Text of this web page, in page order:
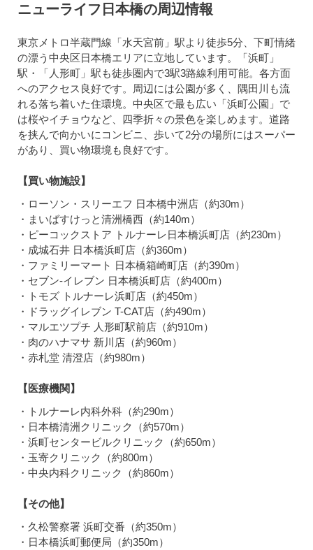
ニューライフ日本橋の周辺情報
東京メトロ半蔵門線「水天宮前」駅より徒歩5分、下町情緒
の漂う中央区日本橋エリアに立地しています。「浜町」
駅・「人形町」駅も徒歩圏内で3駅3路線利用可能。各方面
へのアクセス良好です。周辺には公園が多く、隅田川も流
れる落ち着いた住環境。中央区で最も広い「浜町公園」で
は桜やイチョウなど、四季折々の景色を楽しめます。道路
を挟んで向かいにコンビニ、歩いて2分の場所にはスーパー
があり、買い物環境も良好です。
【買い物施設】
・ローソン・スリーエフ 日本橋中洲店（約30m）
・まいばすけっと清洲橋西（約140m）
・ピーコックストア トルナーレ日本橋浜町店（約230m）
・成城石井 日本橋浜町店（約360m）
・ファミリーマート 日本橋箱崎町店（約390m）
・セブン-イレブン 日本橋浜町店（約400m）
・トモズ トルナーレ浜町店（約450m）
・ドラッグイレブン T-CAT店（約490m）
・マルエツプチ 人形町駅前店（約910m）
・肉のハナマサ 新川店（約960m）
・赤札堂 清澄店（約980m）
【医療機関】
・トルナーレ内科外科（約290m）
・日本橋清洲クリニック（約570m）
・浜町センタービルクリニック（約650m）
・玉寄クリニック（約800m）
・中央内科クリニック（約860m）
【その他】
・久松警察署 浜町交番（約350m）
・日本橋浜町郵便局（約350m）